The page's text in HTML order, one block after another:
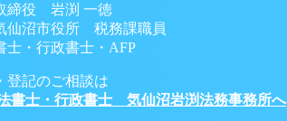
締役 岩渕 一徳
仙沼市役所 税務課職員
士・行政書士・AFP
登記のご相談は
書士・行政書士 気仙沼岩渕法務事務所へ